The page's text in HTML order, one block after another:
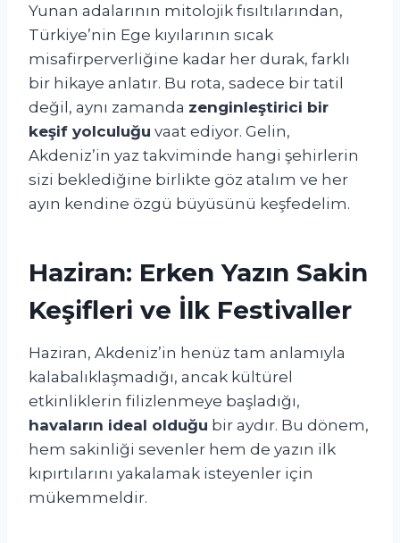
Yunan adalarının mitolojik fısıltılarından,
Türkiye’nin Ege kıyılarının sıcak
misafirperverliğine kadar her durak, farklı
bir hikaye anlatır. Bu rota, sadece bir tatil
değil, aynı zamanda zenginleştirici bir
keşif yolculuğu vaat ediyor. Gelin,
Akdeniz’in yaz takviminde hangi şehirlerin
sizi beklediğine birlikte göz atalım ve her
ayın kendine özgü büyüsünü keşfedelim.
Haziran: Erken Yazın Sakin
Keşifleri ve İlk Festivaller
Haziran, Akdeniz’in henüz tam anlamıyla
kalabalıklaşmadığı, ancak kültürel
etkinliklerin filizlenmeye başladığı,
havaların ideal olduğu bir aydır. Bu dönem,
hem sakinliği sevenler hem de yazın ilk
kıpırtılarını yakalamak isteyenler için
mükemmeldir.